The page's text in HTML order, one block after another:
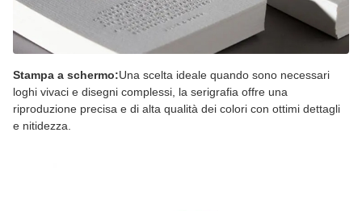
Stampa a schermo:Una scelta ideale quando sono necessari
loghi vivaci e disegni complessi, la serigrafia offre una
riproduzione precisa e di alta qualità dei colori con ottimi dettagli
e nitidezza.